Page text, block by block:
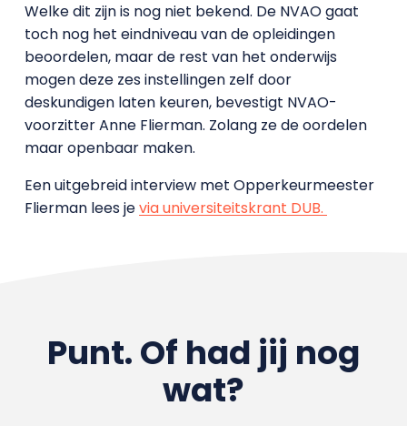
Welke dit zijn is nog niet bekend. De NVAO gaat
toch nog het eindniveau van de opleidingen
beoordelen, maar de rest van het onderwijs
mogen deze zes instellingen zelf door
deskundigen laten keuren, bevestigt NVAO-
voorzitter Anne Flierman. Zolang ze de oordelen
maar openbaar maken.
Een uitgebreid interview met Opperkeurmeester
Flierman lees jevia universiteitskrant DUB.
Punt. Of had jij nog
wat?